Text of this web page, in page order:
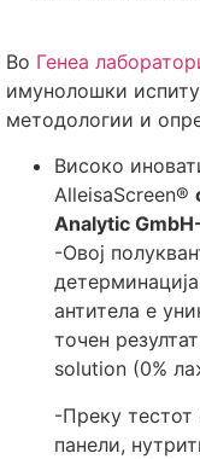
Во Генеа
имунолошки
методологии и
Високо
AlleisaScreen®
Analytic
-Овој
антитела е
точен
solution (0%
-Преку тестот
панели,